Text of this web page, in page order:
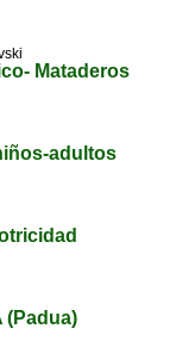
Mataderos
adultos
(Padua)